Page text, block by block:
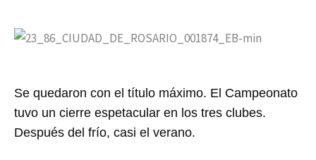
Se quedaron con el título máximo. El Campeonato
tuvo un cierre espetacular en los tres clubes.
Después del frío, casi el verano.